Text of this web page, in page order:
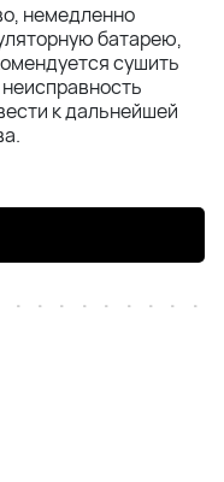
немедленно
батарею,
сушить
к дальнейшей